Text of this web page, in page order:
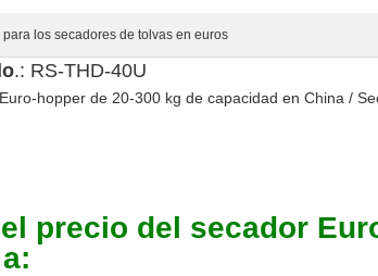
para los secadores de tolvas en euros
.: RS-THD-40U
hopper de 20-300 kg de capacidad en China /
precio del secador